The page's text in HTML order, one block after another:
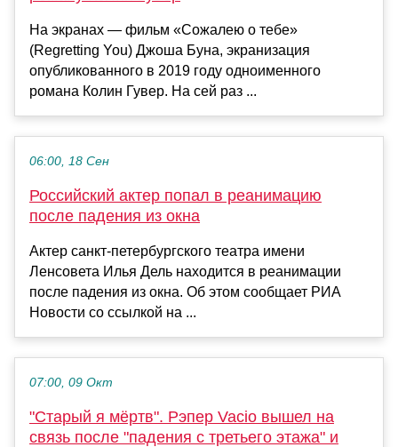
На экранах — фильм «Сожалею о тебе»
(Regretting You) Джоша Буна, экранизация
опубликованного в 2019 году одноименного
романа Колин Гувер. На сей раз ...
06:00, 18 Сен
Российский актер попал в реанимацию
после падения из окна
Актер санкт-петербургского театра имени
Ленсовета Илья Дель находится в реанимации
после падения из окна. Об этом сообщает РИА
Новости со ссылкой на ...
07:00, 09 Окт
"Старый я мёртв". Рэпер Vacio вышел на
связь после "падения с третьего этажа" и